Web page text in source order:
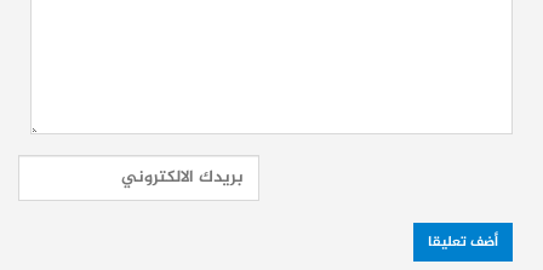
ركلة حرة ببراعة.
في الشوط الثاني، واصلت
سواريز وسيرجيو ريغيلون.